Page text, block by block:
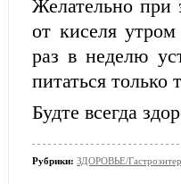
Желательно при
от киселя
раз в неделю
питаться только
Будте всегда
Рубрики: ЗДОРОВЬЕ/